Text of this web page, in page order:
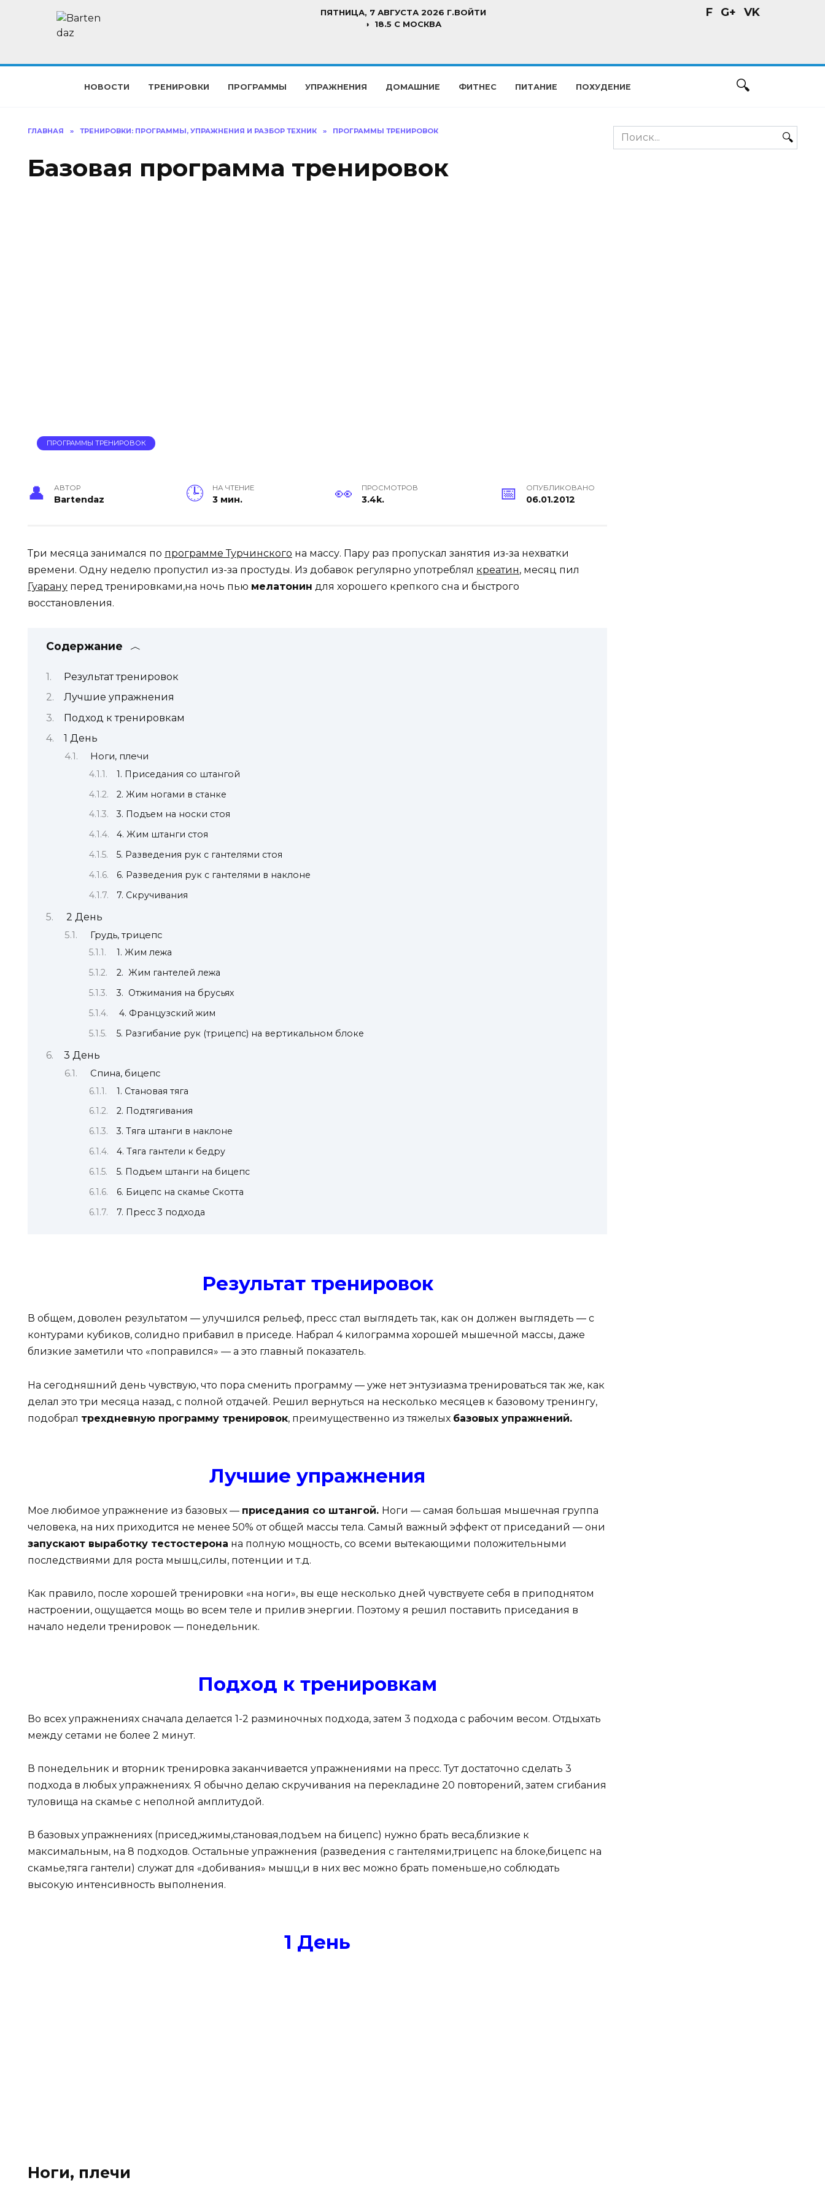
содержанию
ПЯТНИЦА, 7 АВГУСТА 2026 Г.ВОЙТИ
18.5 C МОСКВА
F G+ VK
НОВОСТИ ТРЕНИРОВКИ ПРОГРАММЫ УПРАЖНЕНИЯ ДОМАШНИЕ ФИТНЕС ПИТАНИЕ ПОХУДЕНИЕ
ГЛАВНАЯ » ТРЕНИРОВКИ: ПРОГРАММЫ, УПРАЖНЕНИЯ И РАЗБОР ТЕХНИК » ПРОГРАММЫ ТРЕНИРОВОК
Базовая программа тренировок
ПРОГРАММЫ ТРЕНИРОВОК
АВТОР
Bartendaz
НА ЧТЕНИЕ
3 мин.
ПРОСМОТРОВ
3.4k.
ОПУБЛИКОВАНО
06.01.2012
Три месяца занимался по программе Турчинского на массу. Пару раз пропускал занятия из-за нехватки
времени. Одну неделю пропустил из-за простуды. Из добавок регулярно употреблял креатин, месяц пил
Гуарану перед тренировками,на ночь пью мелатонин для хорошего крепкого сна и быстрого
восстановления.
Содержание
Результат тренировок
Лучшие упражнения
Подход к тренировкам
1 День
Ноги, плечи
1. Приседания со штангой
2. Жим ногами в станке
3. Подъем на носки стоя
4. Жим штанги стоя
5. Разведения рук с гантелями стоя
6. Разведения рук с гантелями в наклоне
7. Скручивания
2 День
Грудь, трицепс
1. Жим лежа
2. Жим гантелей лежа
3. Отжимания на брусьях
4. Французский жим
5. Разгибание рук (трицепс) на вертикальном блоке
3 День
Спина, бицепс
1. Становая тяга
2. Подтягивания
3. Тяга штанги в наклоне
4. Тяга гантели к бедру
5. Подъем штанги на бицепс
6. Бицепс на скамье Скотта
7. Пресс 3 подхода
Результат тренировок
В общем, доволен результатом — улучшился рельеф, пресс стал выглядеть так, как он должен выглядеть — с
контурами кубиков, солидно прибавил в приседе. Набрал 4 килограмма хорошей мышечной массы, даже
близкие заметили что «поправился» — а это главный показатель.
На сегодняшний день чувствую, что пора сменить программу — уже нет энтузиазма тренироваться так же, как
делал это три месяца назад, с полной отдачей. Решил вернуться на несколько месяцев к базовому тренингу,
подобрал трехдневную программу тренировок, преимущественно из тяжелых базовых упражнений.
Лучшие упражнения
Мое любимое упражнение из базовых — приседания со штангой. Ноги — самая большая мышечная группа
человека, на них приходится не менее 50% от общей массы тела. Самый важный эффект от приседаний — они
запускают выработку тестостерона на полную мощность, со всеми вытекающими положительными
последствиями для роста мышц,силы, потенции и т.д.
Как правило, после хорошей тренировки «на ноги», вы еще несколько дней чувствуете себя в приподнятом
настроении, ощущается мощь во всем теле и прилив энергии. Поэтому я решил поставить приседания в
начало недели тренировок — понедельник.
Подход к тренировкам
Во всех упражнениях сначала делается 1-2 разминочных подхода, затем 3 подхода с рабочим весом. Отдыхать
между сетами не более 2 минут.
В понедельник и вторник тренировка заканчивается упражнениями на пресс. Тут достаточно сделать 3
подхода в любых упражнениях. Я обычно делаю скручивания на перекладине 20 повторений, затем сгибания
туловища на скамье с неполной амплитудой.
В базовых упражнениях (присед,жимы,становая,подъем на бицепс) нужно брать веса,близкие к
максимальным, на 8 подходов. Остальные упражнения (разведения с гантелями,трицепс на блоке,бицепс на
скамье,тяга гантели) служат для «добивания» мышц,и в них вес можно брать поменьше,но соблюдать
высокую интенсивность выполнения.
1 День
Ноги, плечи
Search
for: